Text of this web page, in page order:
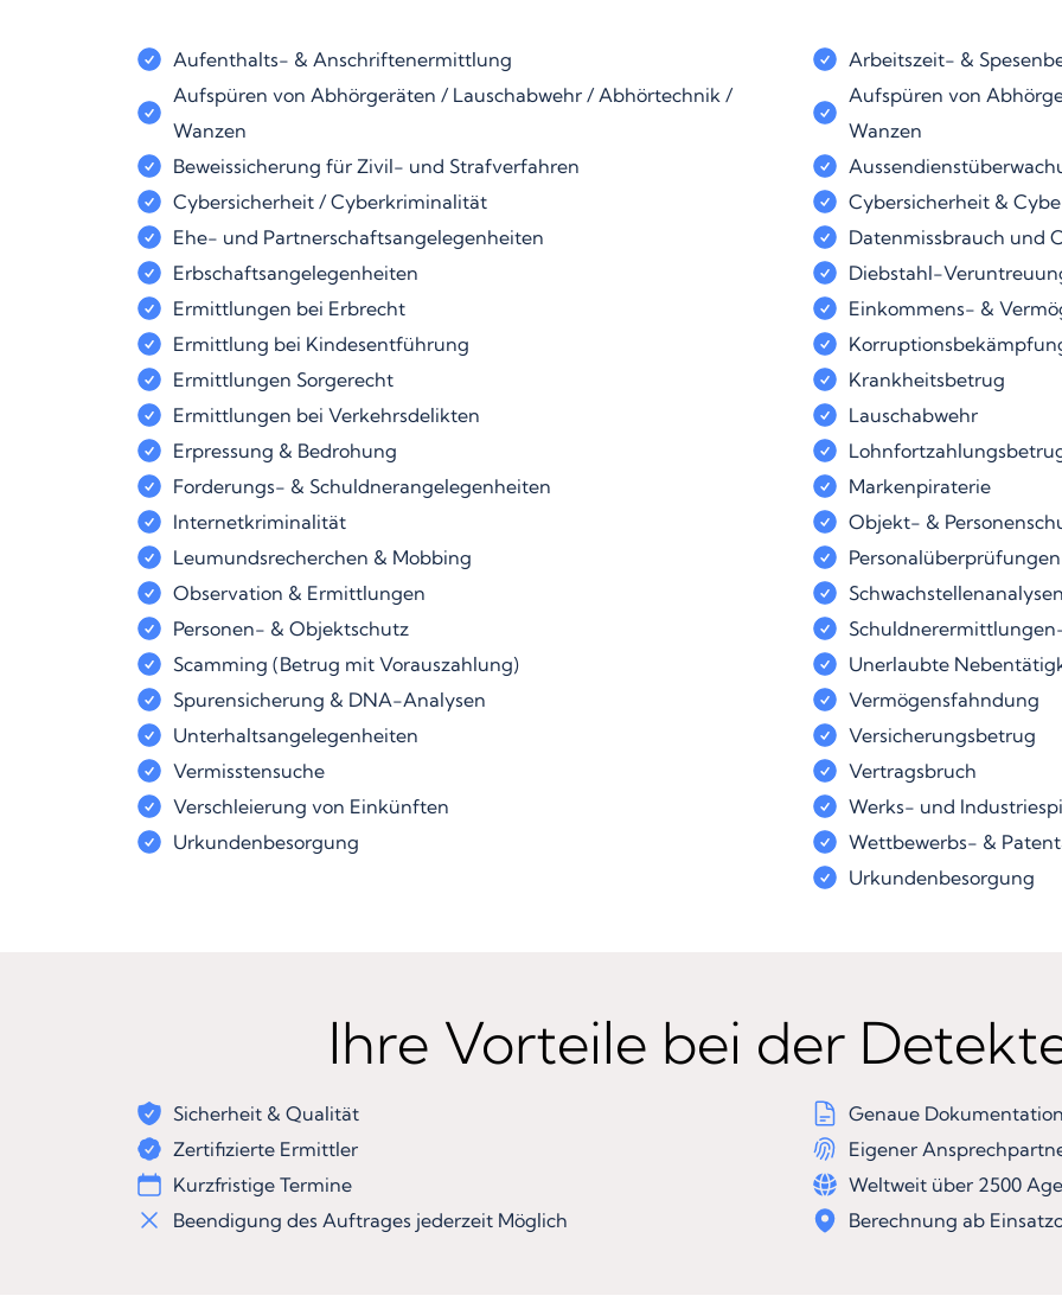
Aufenthalts- & Anschriftenermittlung
Aufspüren von Abhörgeräten / Lauschabwehr / Abhörtechnik /
Wanzen
Beweissicherung für Zivil- und Strafverfahren
Cybersicherheit / Cyberkriminalität
Ehe- und Partnerschaftsangelegenheiten
Erbschaftsangelegenheiten
Ermittlungen bei Erbrecht
Ermittlung bei Kindesentführung
Ermittlungen Sorgerecht
Ermittlungen bei Verkehrsdelikten
Erpressung & Bedrohung
Forderungs- & Schuldnerangelegenheiten
Internetkriminalität
Leumundsrecherchen & Mobbing
Observation & Ermittlungen
Personen- & Objektschutz
Scamming (Betrug mit Vorauszahlung)
Spurensicherung & DNA-Analysen
Unterhaltsangelegenheiten
Vermisstensuche
Verschleierung von Einkünften
Urkundenbesorgung
Arbeitszeit- &
Aufspüren von
Wanzen
Cybersicherheit &
Datenmissbrauch und
Diebstahl-
Einkommens- &
Krankheitsbetrug
Lauschabwehr
Markenpiraterie
Objekt- &
Unerlaubte
Vermögensfahndung
Versicherungsbetrug
Vertragsbruch
Werks- und
Wettbewerbs- &
Urkundenbesorgung
Ihre Vorteile bei der
Sicherheit & Qualität
Zertifizierte Ermittler
Kurzfristige Termine
Beendigung des Auftrages jederzeit Möglich
Genaue
Eigener
Weltweit über 2500
Berechnung ab